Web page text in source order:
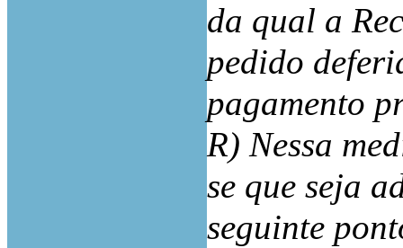
da qual a
pedido
pagamento
R) Nessa
se que seja
seguinte